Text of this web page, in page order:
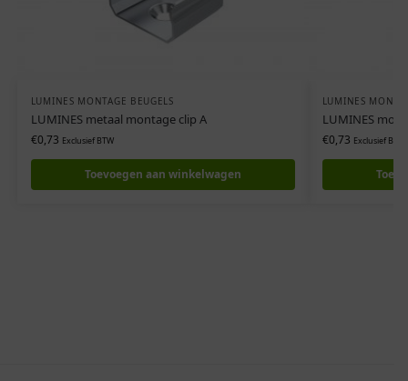
LUMINES MONTAGE BEUGELS
LUMINES metaal montage clip A
€0,73 Exclusief BTW
Toevoegen aan winkelwagen
LUMINES
LUMINES
€0,73 Exclusief BTW